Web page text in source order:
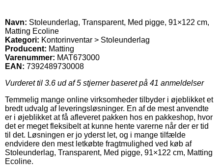
Navn: Stoleunderlag, Transparent, Med pigge, 91×122 cm,
Matting Ecoline
Kategori: Kontorinventar > Stoleunderlag
Producent: Matting
Varenummer: MAT673000
EAN: 7392489730008
Vurderet til 3.6 ud af 5 stjerner baseret på 41 anmeldelser
Temmelig mange online virksomheder tilbyder i øjeblikket et
bredt udvalg af leveringsløsninger. En af de mest anvendte
er i øjeblikket at få afleveret pakken hos en pakkeshop, hvor
det er meget fleksibelt at kunne hente varerne når der er tid
til det. Løsningen er jo yderst let, og i mange tilfælde
endvidere den mest letkøbte fragtmulighed ved køb af
Stoleunderlag, Transparent, Med pigge, 91×122 cm, Matting
Ecoline.